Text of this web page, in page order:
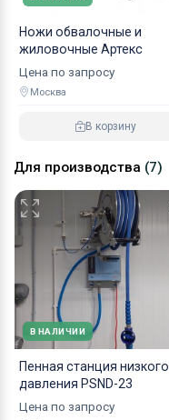
Ножи обвалочные и
жиловочные Артекс
Цена по запросу
Москва
В корзину
Для производства (7)
В НАЛИЧИИ
Пенная станция низкого
давления PSND-23
Цена по запросу